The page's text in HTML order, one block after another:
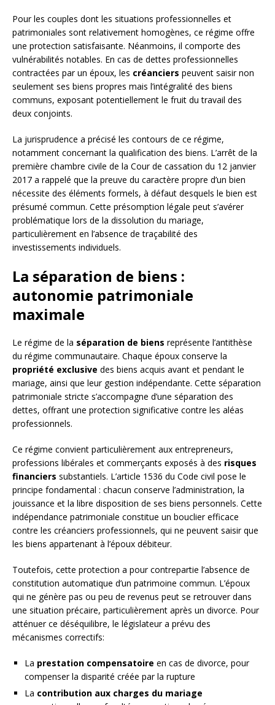
Pour les couples dont les situations professionnelles et
patrimoniales sont relativement homogènes, ce régime offre
une protection satisfaisante. Néanmoins, il comporte des
vulnérabilités notables. En cas de dettes professionnelles
contractées par un époux, les créanciers peuvent saisir non
seulement ses biens propres mais l’intégralité des biens
communs, exposant potentiellement le fruit du travail des
deux conjoints.
La jurisprudence a précisé les contours de ce régime,
notamment concernant la qualification des biens. L’arrêt de la
première chambre civile de la Cour de cassation du 12 janvier
2017 a rappelé que la preuve du caractère propre d’un bien
nécessite des éléments formels, à défaut desquels le bien est
présumé commun. Cette présomption légale peut s’avérer
problématique lors de la dissolution du mariage,
particulièrement en l’absence de traçabilité des
investissements individuels.
La séparation de biens :
autonomie patrimoniale
maximale
Le régime de la séparation de biens représente l’antithèse
du régime communautaire. Chaque époux conserve la
propriété exclusive des biens acquis avant et pendant le
mariage, ainsi que leur gestion indépendante. Cette séparation
patrimoniale stricte s’accompagne d’une séparation des
dettes, offrant une protection significative contre les aléas
professionnels.
Ce régime convient particulièrement aux entrepreneurs,
professions libérales et commerçants exposés à des risques
financiers substantiels. L’article 1536 du Code civil pose le
principe fondamental : chacun conserve l’administration, la
jouissance et la libre disposition de ses biens personnels. Cette
indépendance patrimoniale constitue un bouclier efficace
contre les créanciers professionnels, qui ne peuvent saisir que
les biens appartenant à l’époux débiteur.
Toutefois, cette protection a pour contrepartie l’absence de
constitution automatique d’un patrimoine commun. L’époux
qui ne génère pas ou peu de revenus peut se retrouver dans
une situation précaire, particulièrement après un divorce. Pour
atténuer ce déséquilibre, le législateur a prévu des
mécanismes correctifs:
La prestation compensatoire en cas de divorce, pour
compenser la disparité créée par la rupture
La contribution aux charges du mariage